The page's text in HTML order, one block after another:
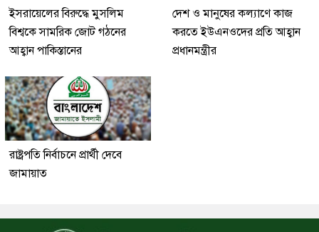
ইসরায়েলের বিরুদ্ধে মুসলিম
বিশ্বকে সামরিক জোট গঠনের
আহ্বান পাকিস্তানের
দেশ ও মানুষের কল্যাণে কাজ
করতে ইউএনওদের প্রতি আহ্বান
প্রধানমন্ত্রীর
রাষ্ট্রপতি নির্বাচনে প্রার্থী দেবে
জামায়াত